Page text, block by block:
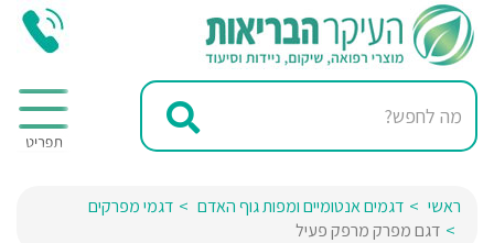
ראשי דגמים אנטומיים ומפות גוף האדם
דגמי מפרקים
דגם מפרק מרפק פעיל